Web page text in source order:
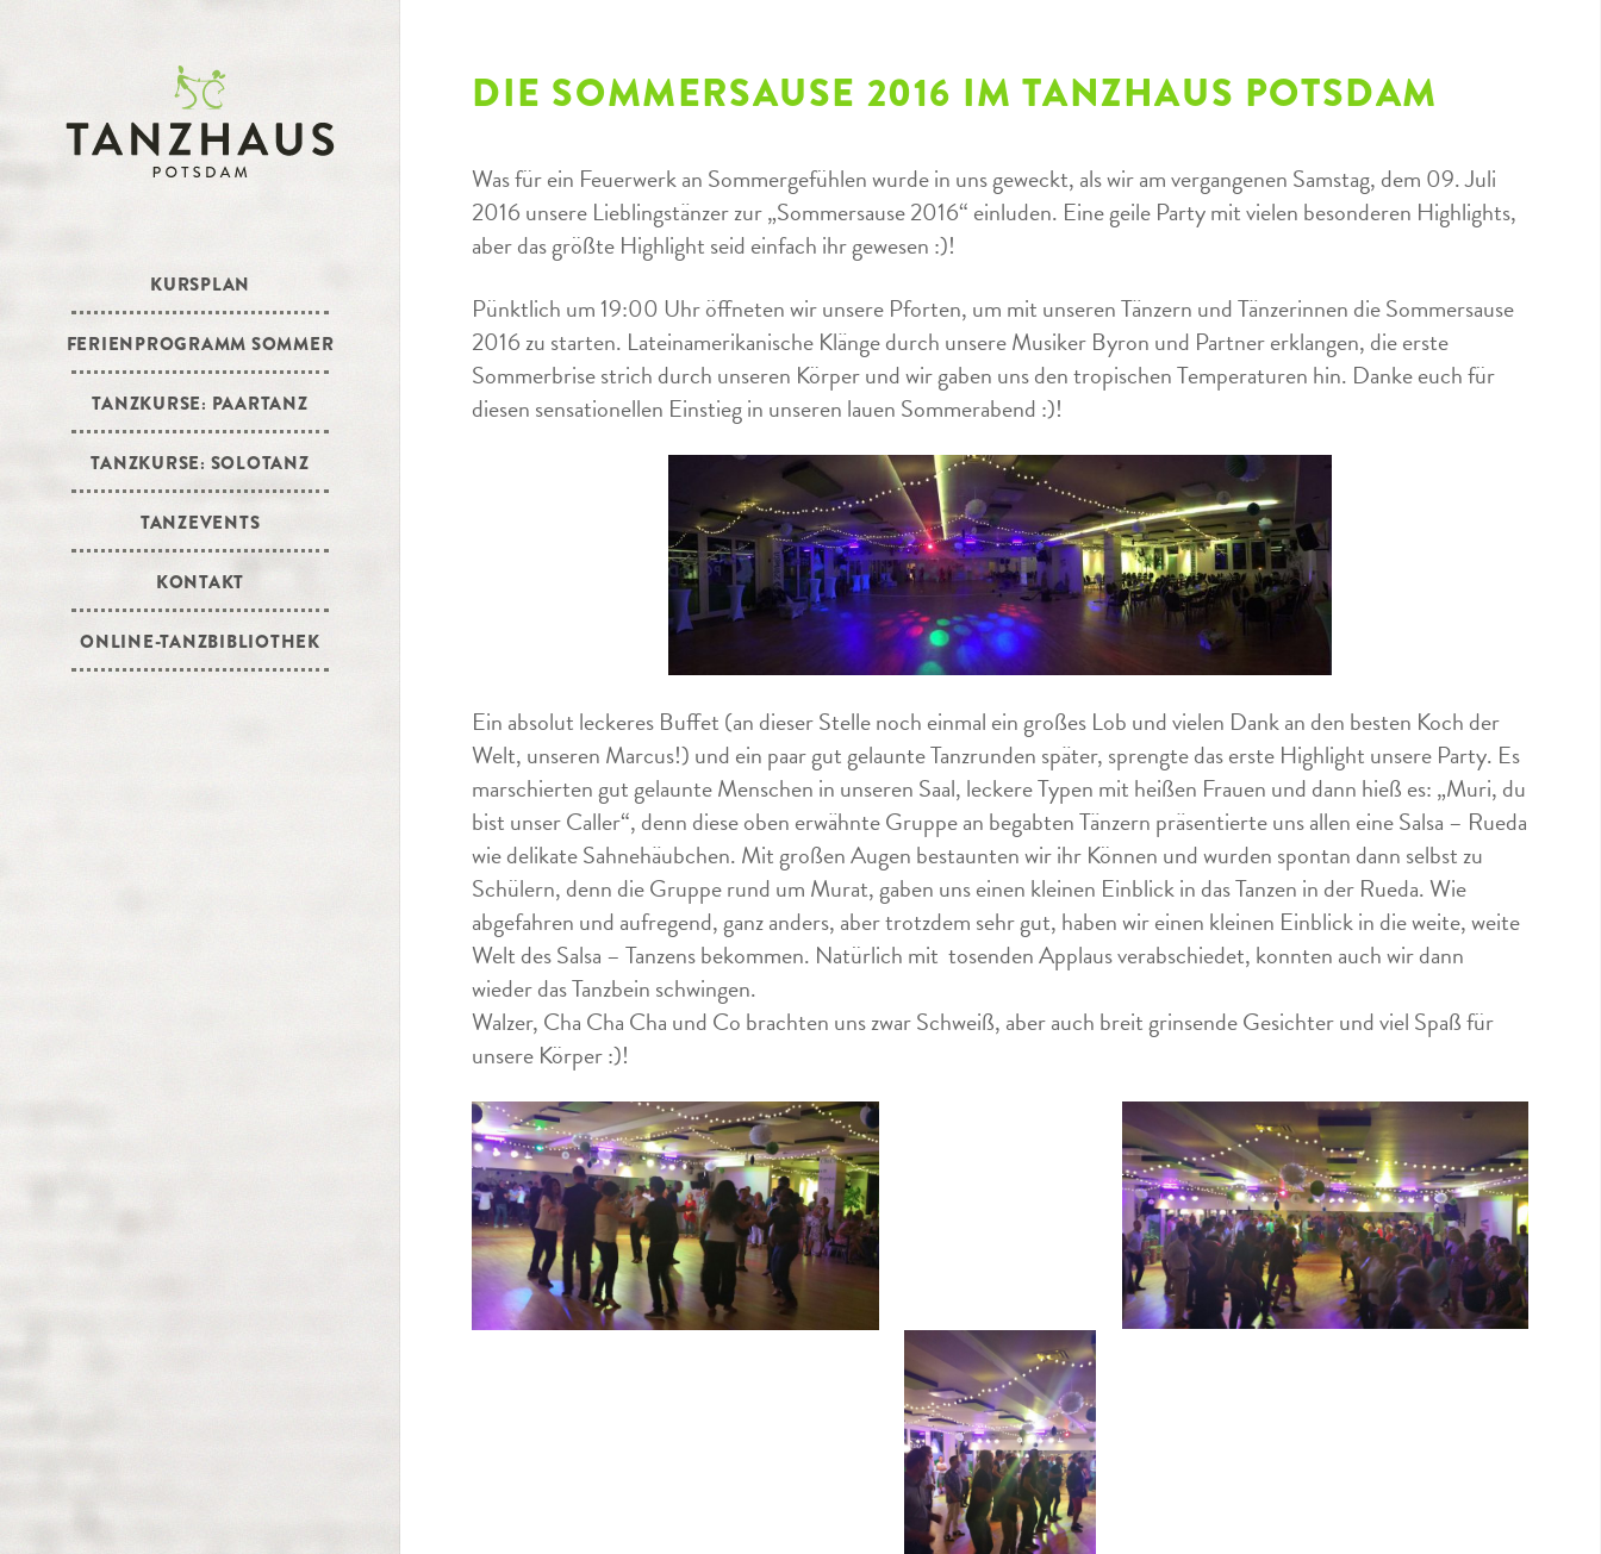
KURSPLAN
FERIENPROGRAMM SOMMER
TANZKURSE: PAARTANZ
TANZKURSE: SOLOTANZ
TANZEVENTS
KONTAKT
ONLINE-TANZBIBLIOTHEK
DIE SOMMERSAUSE 2016 IM TANZHAUS POTSDAM
Was für ein Feuerwerk an Sommergefühlen wurde in uns geweckt, als wir am vergangenen Samstag, dem 09. Juli
2016 unsere Lieblingstänzer zur „Sommersause 2016“ einluden. Eine geile Party mit vielen besonderen Highlights,
aber das größte Highlight seid einfach ihr gewesen :)!
Pünktlich um 19:00 Uhr öffneten wir unsere Pforten, um mit unseren Tänzern und Tänzerinnen die Sommersause
2016 zu starten. Lateinamerikanische Klänge durch unsere Musiker Byron und Partner erklangen, die erste
Sommerbrise strich durch unseren Körper und wir gaben uns den tropischen Temperaturen hin. Danke euch für
diesen sensationellen Einstieg in unseren lauen Sommerabend :)!
Ein absolut leckeres Buffet (an dieser Stelle noch einmal ein großes Lob und vielen Dank an den besten Koch der
Welt, unseren Marcus!) und ein paar gut gelaunte Tanzrunden später, sprengte das erste Highlight unsere Party. Es
marschierten gut gelaunte Menschen in unseren Saal, leckere Typen mit heißen Frauen und dann hieß es: „Muri, du
bist unser Caller“, denn diese oben erwähnte Gruppe an begabten Tänzern präsentierte uns allen eine Salsa – Rueda
wie delikate Sahnehäubchen. Mit großen Augen bestaunten wir ihr Können und wurden spontan dann selbst zu
Schülern, denn die Gruppe rund um Murat, gaben uns einen kleinen Einblick in das Tanzen in der Rueda. Wie
abgefahren und aufregend, ganz anders, aber trotzdem sehr gut, haben wir einen kleinen Einblick in die weite, weite
Welt des Salsa – Tanzens bekommen. Natürlich mit tosenden Applaus verabschiedet, konnten auch wir dann
wieder das Tanzbein schwingen.
Walzer, Cha Cha Cha und Co brachten uns zwar Schweiß, aber auch breit grinsende Gesichter und viel Spaß für
unsere Körper :)!